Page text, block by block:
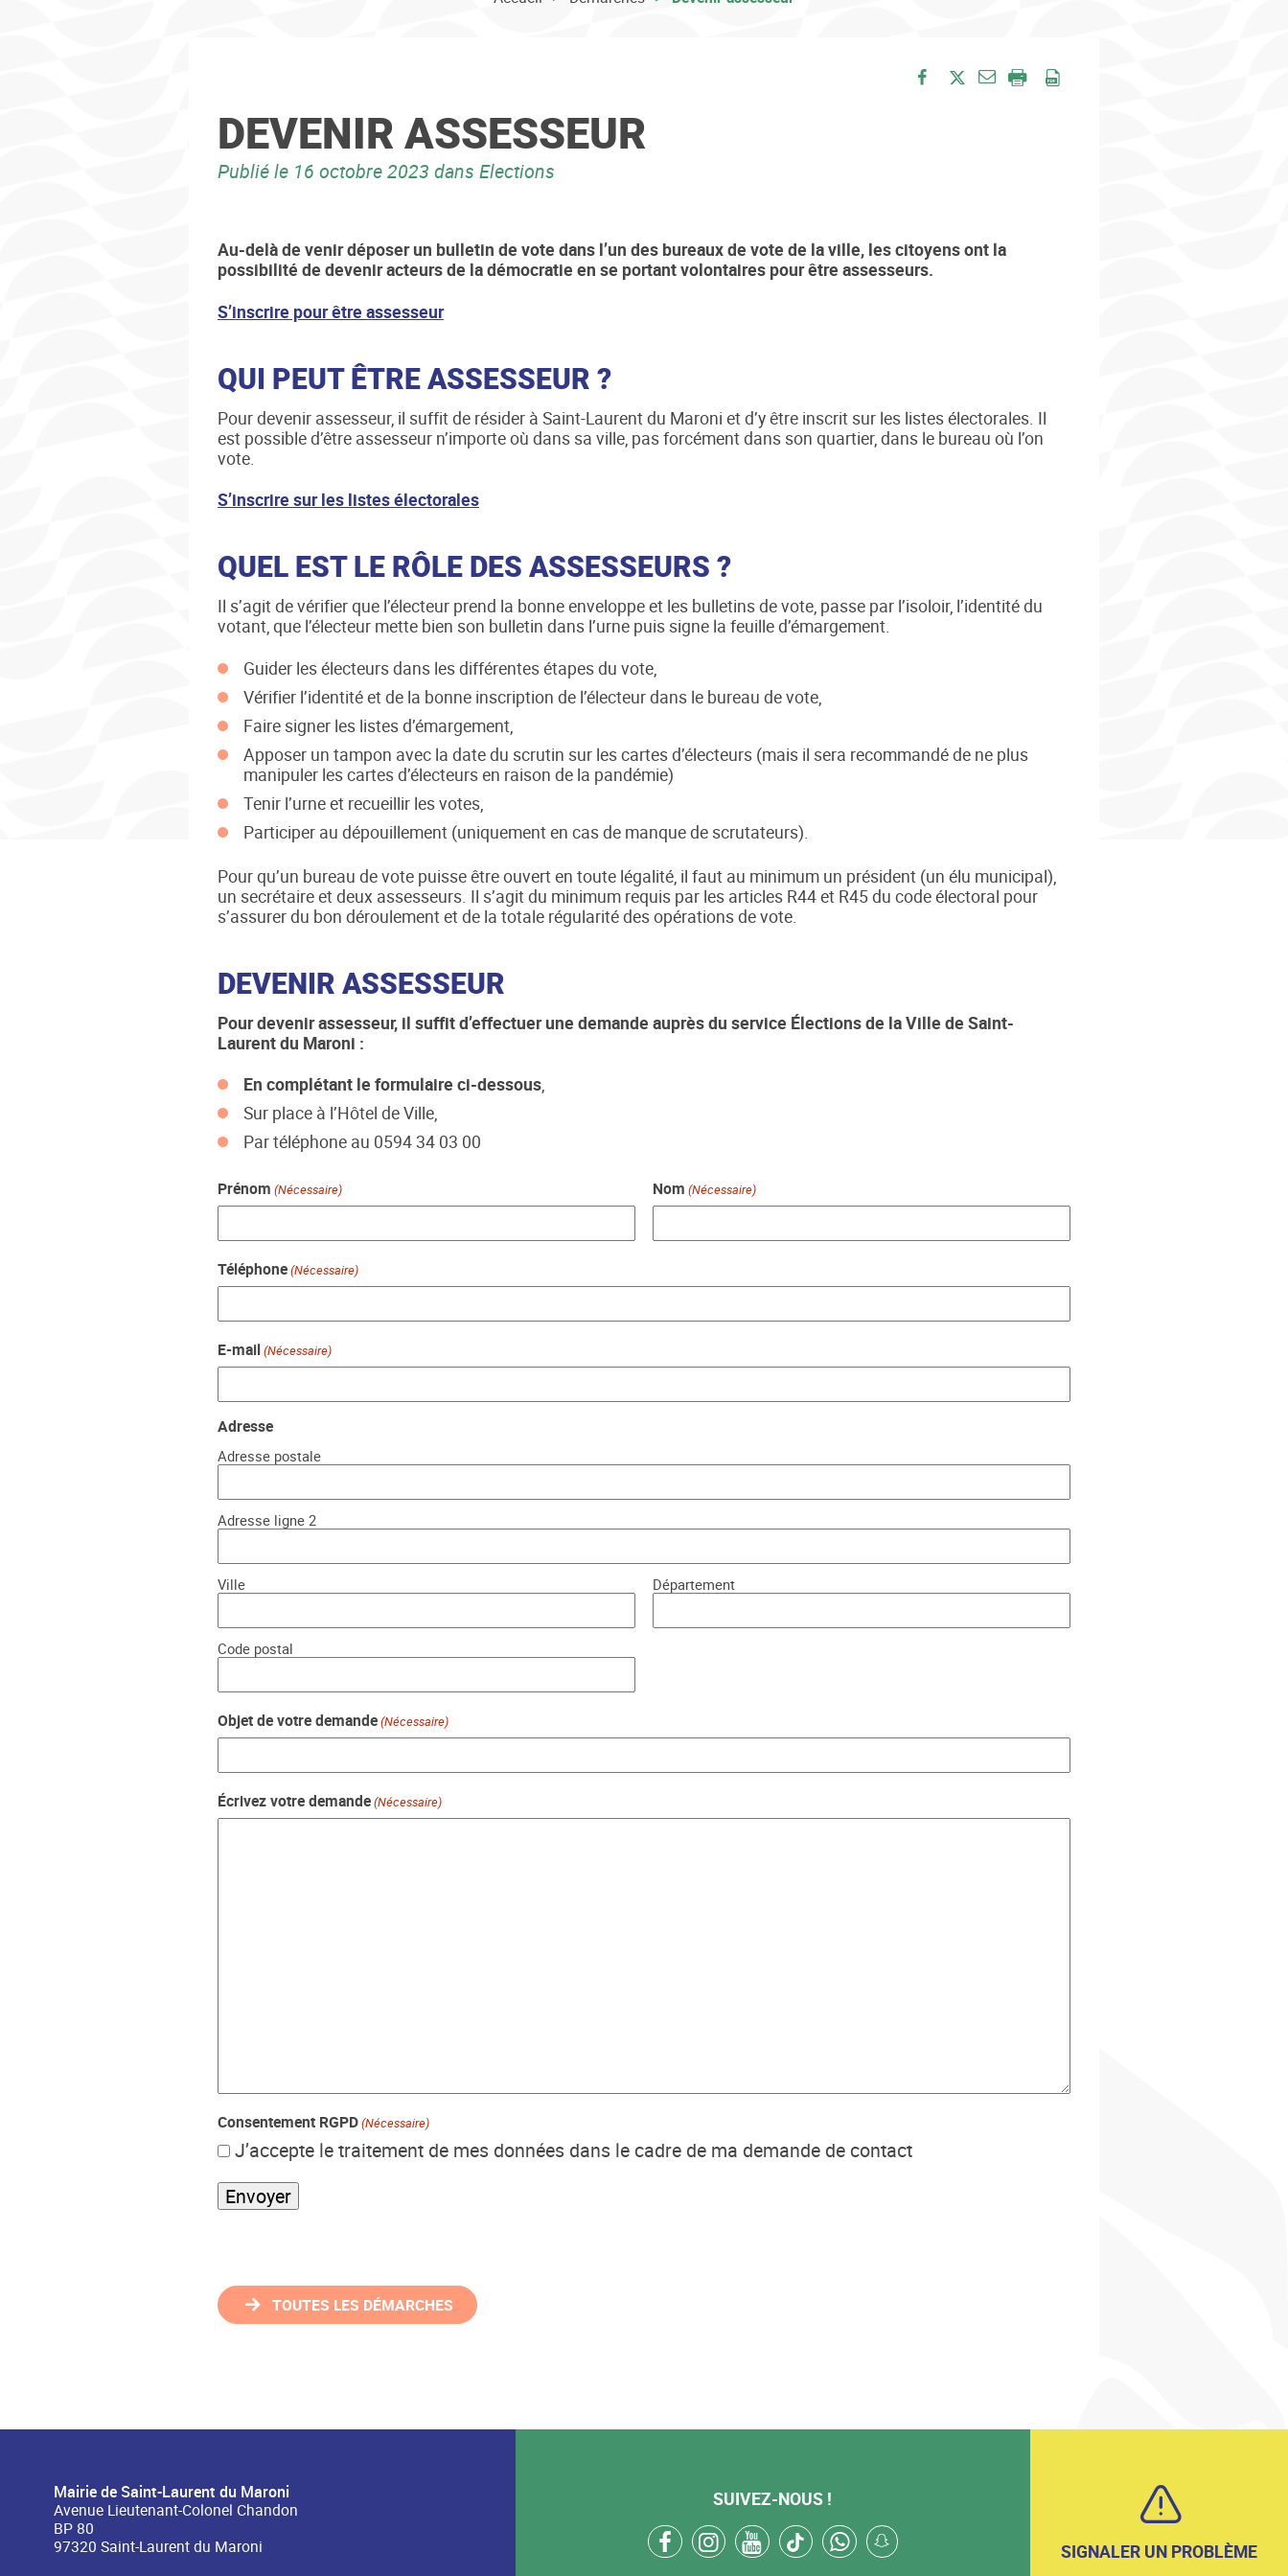
Partager sur Facebook
Partager sur Twitter
Envoyer par e-mail
Imprimer
DEVENIR ASSESSEUR
Publié le 16 octobre 2023 dans Elections
Au-delà de venir déposer un bulletin de vote dans l’un des bureaux de vote de la ville, les citoyens ont la
possibilité de devenir acteurs de la démocratie en se portant volontaires pour être assesseurs.
S’inscrire pour être assesseur
QUI PEUT ÊTRE ASSESSEUR ?
Pour devenir assesseur, il suffit de résider à Saint-Laurent du Maroni et d’y être inscrit sur les listes électorales. Il
est possible d’être assesseur n’importe où dans sa ville, pas forcément dans son quartier, dans le bureau où l’on
vote.
S’inscrire sur les listes électorales
QUEL EST LE RÔLE DES ASSESSEURS ?
Il s’agit de vérifier que l’électeur prend la bonne enveloppe et les bulletins de vote, passe par l’isoloir, l’identité du
votant, que l’électeur mette bien son bulletin dans l’urne puis signe la feuille d’émargement.
Guider les électeurs dans les différentes étapes du vote,
Vérifier l’identité et de la bonne inscription de l’électeur dans le bureau de vote,
Faire signer les listes d’émargement,
Apposer un tampon avec la date du scrutin sur les cartes d’électeurs (mais il sera recommandé de ne plus
manipuler les cartes d’électeurs en raison de la pandémie)
Tenir l’urne et recueillir les votes,
Participer au dépouillement (uniquement en cas de manque de scrutateurs).
Pour qu’un bureau de vote puisse être ouvert en toute légalité, il faut au minimum un président (un élu municipal),
un secrétaire et deux assesseurs. Il s’agit du minimum requis par les articles R44 et R45 du code électoral pour
s’assurer du bon déroulement et de la totale régularité des opérations de vote.
DEVENIR ASSESSEUR
Pour devenir assesseur, il suffit d’effectuer une demande auprès du service Élections de la Ville de Saint-
Laurent du Maroni :
En complétant le formulaire ci-dessous,
Sur place à l’Hôtel de Ville,
Par téléphone au 0594 34 03 00
Prénom (Nécessaire) Nom (Nécessaire)
Téléphone(Nécessaire)
E-mail(Nécessaire)
Adresse
Adresse postale
Adresse ligne 2
Ville Département
Code postal
Objet de votre demande(Nécessaire)
Écrivez votre demande(Nécessaire)
Consentement RGPD(Nécessaire)
J’accepte le traitement de mes données dans le cadre de ma demande de contact
TOUTES LES DÉMARCHES
Mairie de Saint-Laurent du Maroni
Avenue Lieutenant-Colonel Chandon
BP 80
97320 Saint-Laurent du Maroni
SUIVEZ-NOUS !
facebookinstagram
youtube
tiktokwhatsapp
snapchat SIGNALER UN PROBLÈME